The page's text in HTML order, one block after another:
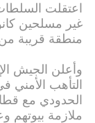
اعتقلت السلطات
غير مسلحين
منطقة قريبة
وأعلن الجيش
التأهب الأمني
الحدودي مع
ملازمة بيوتهم